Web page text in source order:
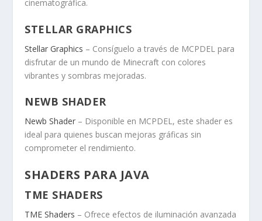
cinematográfica.
STELLAR GRAPHICS
Stellar Graphics – Consíguelo a través de MCPDEL para
disfrutar de un mundo de Minecraft con colores
vibrantes y sombras mejoradas.
NEWB SHADER
Newb Shader – Disponible en MCPDEL, este shader es
ideal para quienes buscan mejoras gráficas sin
comprometer el rendimiento.
SHADERS PARA JAVA
TME SHADERS
TME Shaders – Ofrece efectos de iluminación avanzada